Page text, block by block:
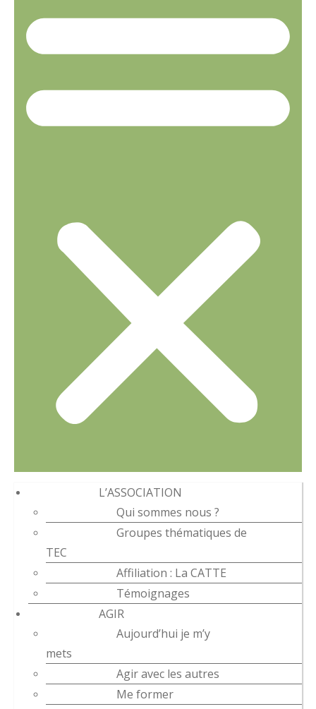
L’ASSOCIATION
Qui sommes nous ?
Groupes thématiques de
TEC
Affiliation : La CATTE
Témoignages
AGIR
Aujourd’hui je m’y
mets
Agir avec les autres
Me former